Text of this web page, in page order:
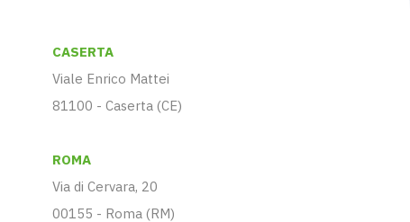
CASERTA
Viale Enrico Mattei
81100 - Caserta (CE)
ROMA
Via di Cervara, 20
00155 - Roma (RM)